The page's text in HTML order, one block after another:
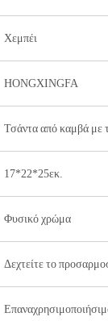
Χεμπέι
HONGXINGFA
Τσάντα από καμβά με
17*22*25εκ.
Φυσικό χρώμα
Δεχτείτε το